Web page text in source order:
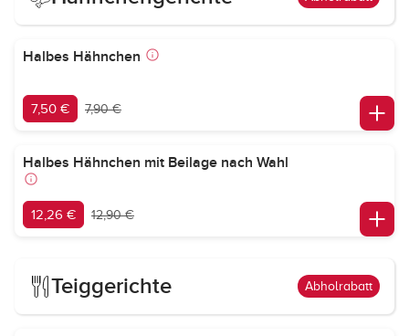
Halbes Hähnchen
7,50 € 7,90 €
Halbes Hähnchen mit Beilage nach Wahl
12,26 € 12,90 €
Teiggerichte Abholrabatt